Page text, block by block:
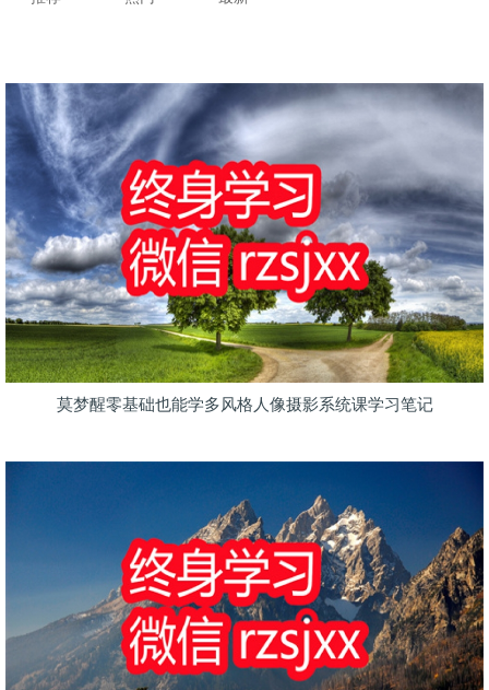
莫梦醒零基础也能学多风格人像摄影系统课学习笔记